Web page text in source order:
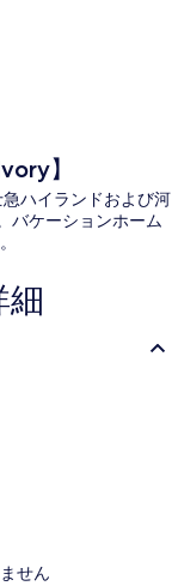
】
ハイランドおよび河
バケーションホーム
せん